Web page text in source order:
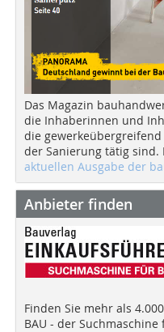
Das Magazin
die Inhaberinnen und
die
der Sanierung tätig sind.
aktuellen Ausgabe der
Anbieter finden
Finden Sie mehr als
BAU - der